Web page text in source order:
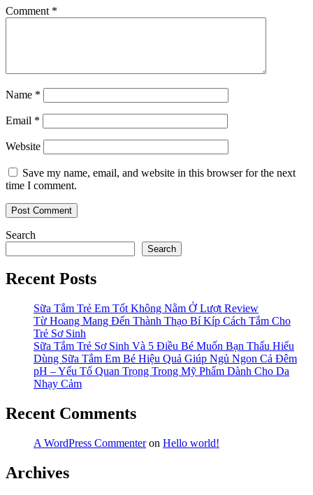
Comment *
Name *
Email *
Website
Save my name, email, and website in this browser for the next
time I comment.
Search
Search
Recent Posts
Sữa Tắm Trẻ Em Tốt Không Nằm Ở Lượt Review
Từ Hoang Mang Đến Thành Thạo Bí Kíp Cách Tắm Cho
Trẻ Sơ Sinh
Sữa Tắm Trẻ Sơ Sinh Và 5 Điều Bé Muốn Bạn Thấu Hiểu
Dùng Sữa Tắm Em Bé Hiệu Quả Giúp Ngủ Ngon Cả Đêm
pH – Yếu Tố Quan Trọng Trong Mỹ Phẩm Dành Cho Da
Nhạy Cảm
Recent Comments
A WordPress Commenteron Hello world!
Archives